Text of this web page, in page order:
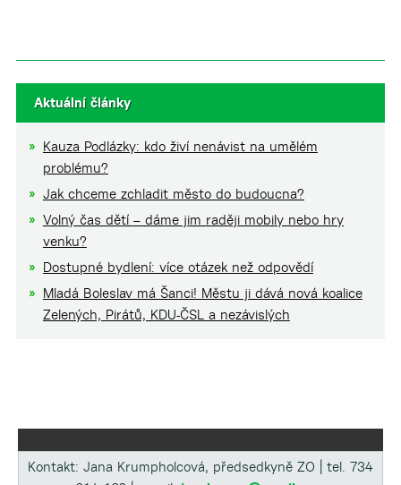
Aktuální články
Kauza Podlázky: kdo živí nenávist na umělém
problému?
Jak chceme zchladit město do budoucna?
Volný čas dětí – dáme jim raději mobily nebo hry
venku?
Dostupné bydlení: více otázek než odpovědí
Mladá Boleslav má Šanci! Městu ji dává nová koalice
Zelených, Pirátů, KDU-ČSL a nezávislých
Kontakt: Jana Krumpholcová, předsedkyně ZO | tel. 734